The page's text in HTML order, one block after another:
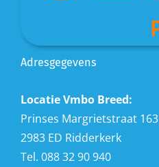
Adresgegevens
Locatie Vmbo Breed:
Prinses Margrietstraat 163
2983 ED Ridderkerk
Tel. 088 32 90 940